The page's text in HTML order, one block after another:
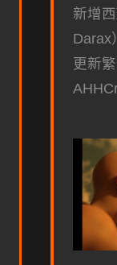
新增
Darax）
更新